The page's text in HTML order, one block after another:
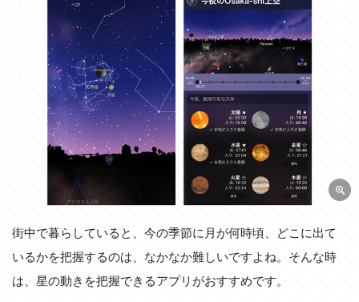
街中で暮らしていると、今の季節に月が何時頃、どこに出て
いるかを把握するのは、なかなか難しいですよね。そんな時
は、星の動きを把握できるアプリがおすすめです。